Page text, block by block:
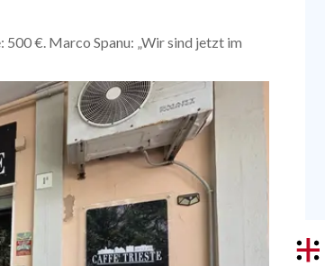
500 €. Marco Spanu: „Wir sind jetzt im